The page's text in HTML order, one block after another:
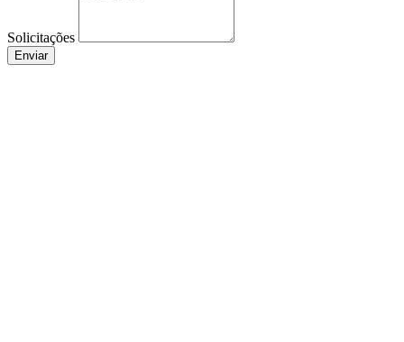
Solicitações
Enviar